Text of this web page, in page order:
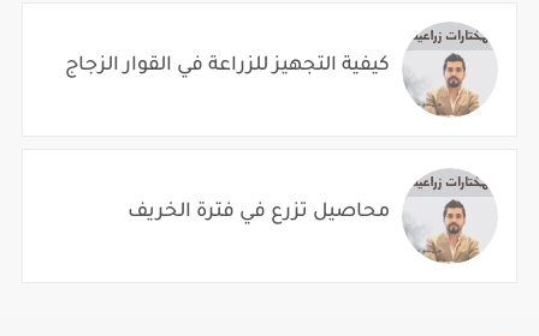
كيفية التجهيز للزراعة في القوار الزجاج
محاصيل تزرع في فترة الخريف